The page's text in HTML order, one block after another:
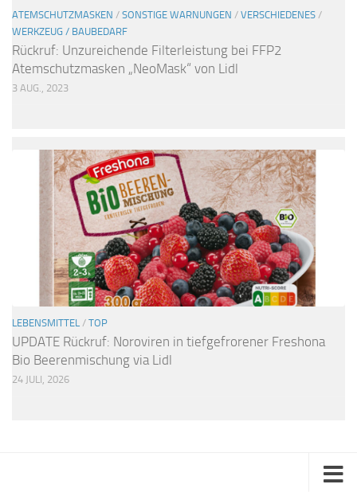
ATEMSCHUTZMASKEN / SONSTIGE WARNUNGEN / VERSCHIEDENES /
WERKZEUG / BAUBEDARF
Rückruf: Unzureichende Filterleistung bei FFP2
Atemschutzmasken „NeoMask“ von Lidl
3 AUG., 2023
LEBENSMITTEL / TOP
UPDATE Rückruf: Noroviren in tiefgefrorener Freshona
Bio Beerenmischung via Lidl
24 JULI, 2026